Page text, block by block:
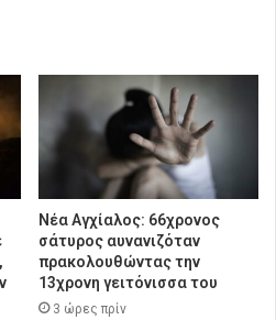
Νέα Αγχίαλος: 66χρονος
σάτυρος αυνανιζόταν
πρακολουθώντας την
13χρονη γειτόνισσα του
3 ώρες πρίν